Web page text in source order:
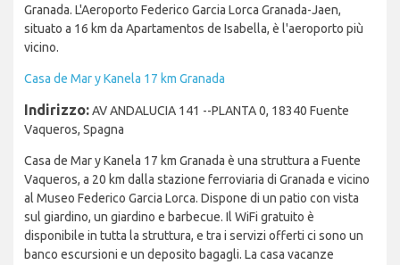
Granada. L'Aeroporto Federico Garcia Lorca Granada-Jaen,
situato a 16 km da Apartamentos de Isabella, è l'aeroporto più
vicino.
Casa de Mar y Kanela 17 km Granada
Indirizzo:AV ANDALUCIA 141 --PLANTA 0, 18340 Fuente
Vaqueros, Spagna
Casa de Mar y Kanela 17 km Granada è una struttura a Fuente
Vaqueros, a 20 km dalla stazione ferroviaria di Granada e vicino
al Museo Federico Garcia Lorca. Dispone di un patio con vista
sul giardino, un giardino e barbecue. Il WiFi gratuito è
disponibile in tutta la struttura, e tra i servizi offerti ci sono un
banco escursioni e un deposito bagagli. La casa vacanze